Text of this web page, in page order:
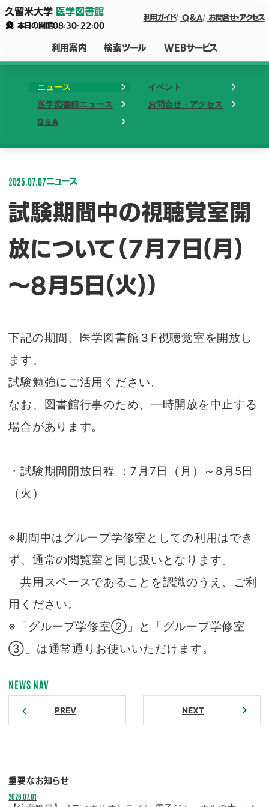
久留米大学 医学図書館
本日の開館08:30~22:00
利用案内 検索ツール WEBサービス
利用ガイド Q＆A お問合せ・アクセス
ニュース
イベント
医学図書館ニュース
お問合せ・アクセス
Q＆A
2025.07.07ニュース
試験期間中の視聴覚室開
放について（7月7日(月)
～8月5日(火)）
下記の期間、医学図書館３F視聴覚室を開放し
ます。
試験勉強にご活用ください。
なお、図書館行事のため、一時開放を中止する
場合があります。
・試験期間開放日程 ：7月7日（月）～8月5日
（火）
※期間中はグループ学修室としての利用はでき
ず、通常の閲覧室と同じ扱いとなります。
共用スペースであることを認識のうえ、ご利
用ください。
※「グループ学修室②」と「グループ学修室
③」は通常通りお使いいただけます。
NEWS NAV
PREV NEXT
重要なお知らせ
2026.07.01